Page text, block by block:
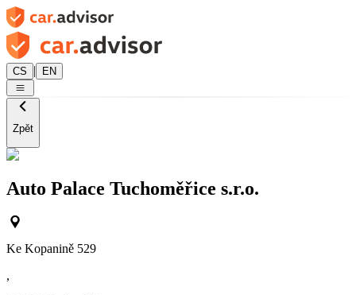
CS | EN
Zpět
Auto Palace Tuchoměřice s.r.o.
Ke Kopanině 529
,